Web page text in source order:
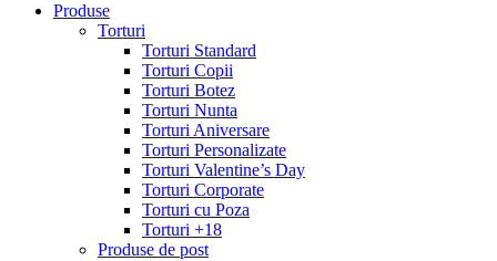
Produse
Torturi
Torturi Standard
Torturi Copii
Torturi Botez
Torturi Nunta
Torturi Aniversare
Torturi Personalizate
Torturi Valentine’s Day
Torturi Corporate
Torturi cu Poza
Torturi +18
Produse de post